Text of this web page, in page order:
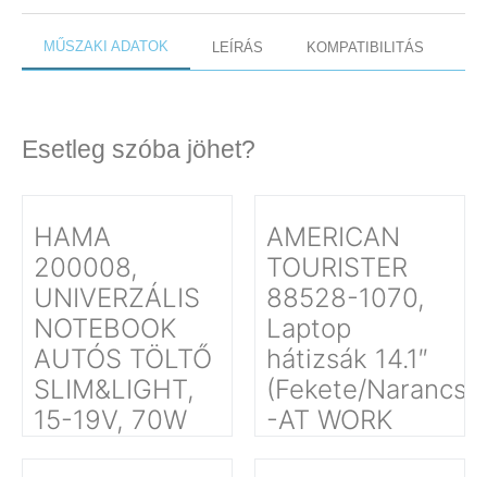
MŰSZAKI ADATOK LEÍRÁS KOMPATIBILITÁS
Esetleg szóba jöhet?
HAMA
200008,
UNIVERZÁLIS
NOTEBOOK
AUTÓS TÖLTŐ
SLIM&LIGHT,
15-19V, 70W
AMERICAN
TOURISTER
88528-1070,
Laptop
hátizsák 14.1″
(Fekete/
-AT WORK